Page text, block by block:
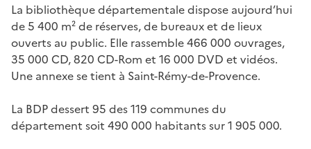
La bibliothèque départementale dispose aujourd’hui
de 5 400 m² de réserves, de bureaux et de lieux
ouverts au public. Elle rassemble 466 000 ouvrages,
35 000 CD, 820 CD-Rom et 16 000 DVD et vidéos.
Une annexe se tient à Saint-Rémy-de-Provence.
La BDP dessert 95 des 119 communes du
département soit 490 000 habitants sur 1 905 000.